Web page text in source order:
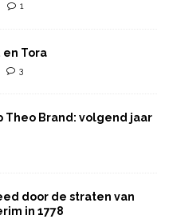
1
en Tora
3
Theo Brand: volgend jaar
door de straten van
in 1778